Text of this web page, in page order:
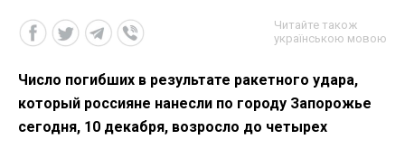
Читайте також
українською мовою
Число погибших в результате ракетного удара,
который россияне нанесли по городу Запорожье
сегодня, 10 декабря, возросло до четырех